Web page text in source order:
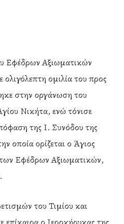
Εφέδρων Αξιωματικών
ομιλία του προς
στην οργάνωση του
Νικήτα, ενώ τόνισε
της Ι. Συνόδου της
οποία ορίζεται ο Άγιος
Εφέδρων Αξιωματικών,
του Τιμίου και